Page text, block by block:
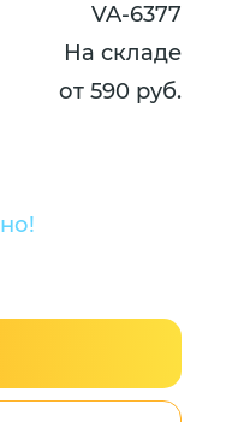
VA-6377
На складе
от 590 руб.